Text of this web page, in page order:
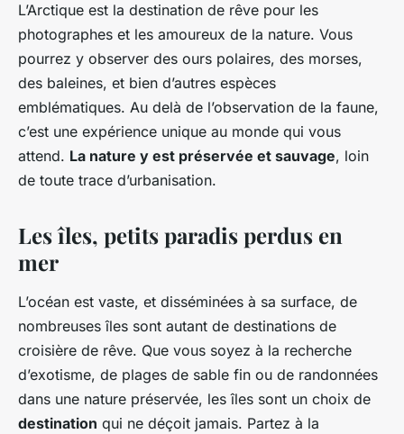
L’Arctique est la destination de rêve pour les
photographes et les amoureux de la nature. Vous
pourrez y observer des ours polaires, des morses,
des baleines, et bien d’autres espèces
emblématiques. Au delà de l’observation de la faune,
c’est une expérience unique au monde qui vous
attend. La nature y est préservée et sauvage, loin
de toute trace d’urbanisation.
Les îles, petits paradis perdus en
mer
L’océan est vaste, et disséminées à sa surface, de
nombreuses îles sont autant de destinations de
croisière de rêve. Que vous soyez à la recherche
d’exotisme, de plages de sable fin ou de randonnées
dans une nature préservée, les îles sont un choix de
destination qui ne déçoit jamais. Partez à la